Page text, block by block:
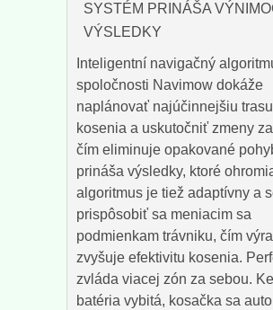
SYSTÉM PRINÁŠA
VÝSLEDKY
Inteligentní navigačný
spoločnosti Navimow dokáže
naplánovať najúčinnejšiu trasu
kosenia a uskutočniť zmeny
čím eliminuje opakované
prináša výsledky, ktoré
algoritmus je tiež adaptívny a
prispôsobiť sa meniacim sa
podmienkam trávniku, čím
zvyšuje efektivitu kosenia.
zvláda viacej zón za sebou.
batéria vybitá, kosačka sa